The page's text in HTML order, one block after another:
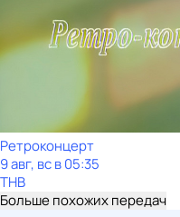
Ретроконцерт
9 авг, вс в 05:35
ТНВ
Больше похожих передач